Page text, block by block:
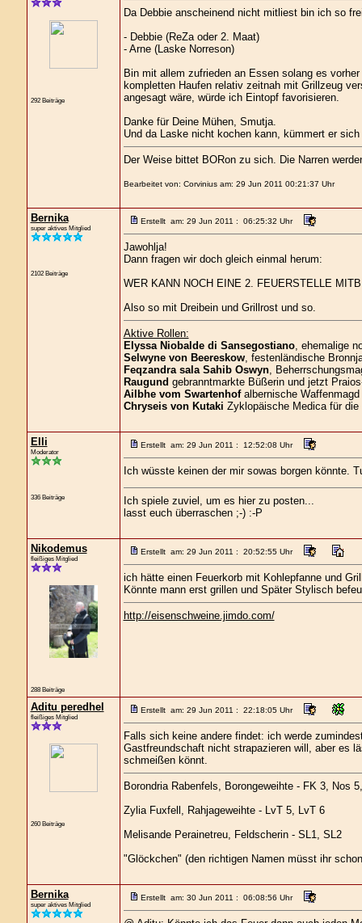
292 Beiträge
Da Debbie anscheinend nicht mitliest bin ich so
- Debbie (ReZa oder 2. Maat)
- Arne (Laske Norreson)
Bin mit allem zufrieden an Essen solang es
kompletten Haufen relativ zeitnah mit Grillzeug
angesagt wäre, würde ich Eintopf favorisieren.
Danke für Deine Mühen, Smutja.
Und da Laske nicht kochen kann, kümmert er
Der Weise bittet BORon zu sich. Die Narren
Bearbeitet von: Corvinius am: 29 Jun 2011 00:21:37 Uhr
Bernika
super aktives Mitglied
2102 Beiträge
Erstellt am: 29 Jun 2011 : 06:25:32 Uhr
Jawohlja!
Dann fragen wir doch gleich einmal herum:
WER KANN NOCH EINE 2. FEUERSTELLE
Also so mit Dreibein und Grillrost und so.
Aktive Rollen:
Elyssa Niobalde di Sansegostiano, ehemalige
Selwyne von Beereskow, festenländische
Feqzandra sala Sahib Oswyn,
Raugund gebranntmarkte Büßerin und jetzt
Ailbhe vom Swartenhofalbernische Waffenmagd
Chryseis von Kutaki Zyklopäische Medica für
Elli
Moderator
336 Beiträge
Erstellt am: 29 Jun 2011 : 12:52:08 Uhr
Ich wüsste keinen der mir sowas borgen könnte.
Ich spiele zuviel, um es hier zu posten...
lasst euch überraschen ;-) :-P
Nikodemus
fleißiges Mitglied
288 Beiträge
Erstellt am: 29 Jun 2011 : 20:52:55 Uhr
ich hätte einen Feuerkorb mit Kohlepfanne und
Könnte mann erst grillen und Später Stylisch
http://eisenschweine.jimdo.com/
Aditu peredhel
fleißiges Mitglied
260 Beiträge
Erstellt am: 29 Jun 2011 : 22:18:05 Uhr
Falls sich keine andere findet: ich werde
Gastfreundschaft nicht strapazieren will, aber es
schmeißen könnt.
Borondria Rabenfels, Borongeweihte - FK 3, Nos
Zylia Fuxfell, Rahjageweihte - LvT 5, LvT 6
Melisande Perainetreu, Feldscherin - SL1, SL2
"Glöckchen" (den richtigen Namen müsst ihr
Bernika
super aktives Mitglied
Erstellt am: 30 Jun 2011 : 06:08:56 Uhr